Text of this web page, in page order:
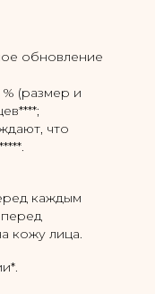
обновление
(размер и
что
каждым
кожу лица.